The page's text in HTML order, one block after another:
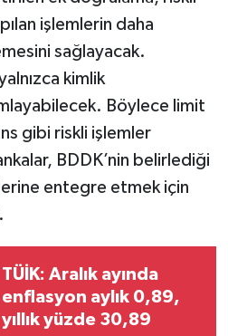
işlemlerin daha
sağlayacak.
kimlik
Böylece limit
gibi riskli işlemler
BDDK’nin belirlediği
entegre etmek için
TÜİK: Aralık ayında
enflasyon aylık 0,89,
yıllık yüzde 30,89